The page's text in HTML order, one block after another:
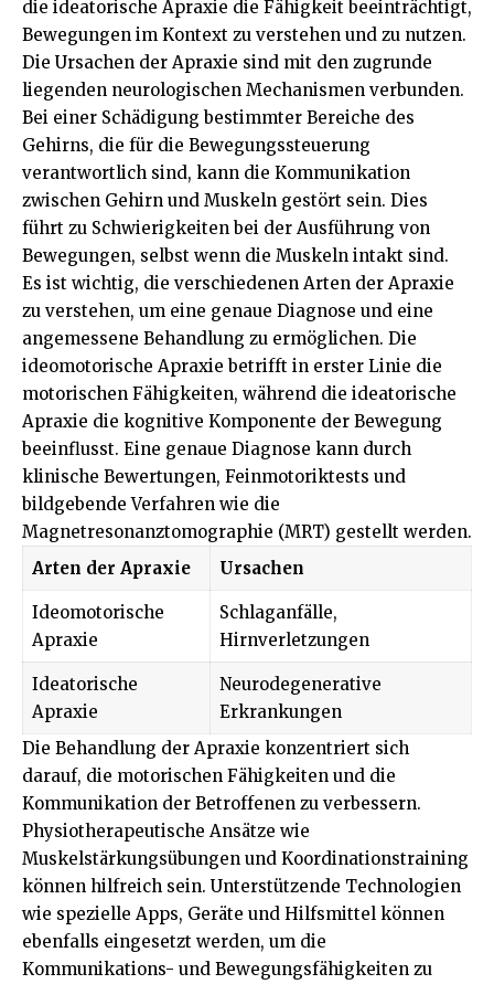
die ideatorische Apraxie die Fähigkeit beeinträchtigt,
Bewegungen im Kontext zu verstehen und zu nutzen.
Die Ursachen der Apraxie sind mit den zugrunde
liegenden neurologischen Mechanismen verbunden.
Bei einer Schädigung bestimmter Bereiche des
Gehirns, die für die Bewegungssteuerung
verantwortlich sind, kann die Kommunikation
zwischen Gehirn und Muskeln gestört sein. Dies
führt zu Schwierigkeiten bei der Ausführung von
Bewegungen, selbst wenn die Muskeln intakt sind.
Es ist wichtig, die verschiedenen Arten der Apraxie
zu verstehen, um eine genaue Diagnose und eine
angemessene Behandlung zu ermöglichen. Die
ideomotorische Apraxie betrifft in erster Linie die
motorischen Fähigkeiten, während die ideatorische
Apraxie die kognitive Komponente der Bewegung
beeinflusst. Eine genaue Diagnose kann durch
klinische Bewertungen, Feinmotoriktests und
bildgebende Verfahren wie die
Magnetresonanztomographie (MRT) gestellt werden.
Arten der Apraxie
Ursachen
Ideomotorische
Apraxie
Schlaganfälle,
Hirnverletzungen
Ideatorische
Apraxie
Neurodegenerative
Erkrankungen
Die Behandlung der Apraxie konzentriert sich
darauf, die motorischen Fähigkeiten und die
Kommunikation der Betroffenen zu verbessern.
Physiotherapeutische Ansätze wie
Muskelstärkungsübungen und Koordinationstraining
können hilfreich sein. Unterstützende Technologien
wie spezielle Apps, Geräte und Hilfsmittel können
ebenfalls eingesetzt werden, um die
Kommunikations- und Bewegungsfähigkeiten zu